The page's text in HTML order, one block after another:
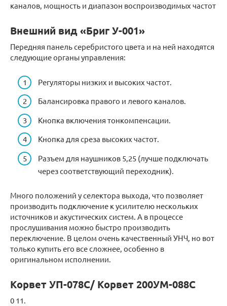
каналов, мощность и диапазон воспроизводимых частот
Внешний вид «Бриг У-001»
Передняя панель серебристого цвета и на ней находятся
следующие органы управления:
Регуляторы низких и высоких частот.
Балансировка правого и левого каналов.
Кнопка включения тонкомпенсации.
Кнопка для среза высоких частот.
Разъем для наушников 5,25 (лучше подключать
через соответствующий переходник).
Много положений у селектора выхода, что позволяет
производить подключение к усилителю нескольких
источников и акустических систем. А в процессе
прослушивания можно быстро производить
переключение. В целом очень качественный УНЧ, но вот
только купить его все сложнее, особенно в
оригинальном исполнении.
Корвет УП-078С/ Корвет 200УМ-088С
0 11.